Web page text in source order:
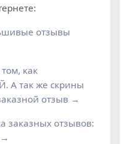
отзывы
как
так же скрины
отзыв →
заказных отзывов: